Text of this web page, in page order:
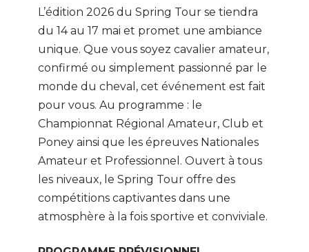
L’édition 2026 du Spring Tour se tiendra
du 14 au 17 mai et promet une ambiance
unique. Que vous soyez cavalier amateur,
confirmé ou simplement passionné par le
monde du cheval, cet événement est fait
pour vous. Au programme : le
Championnat Régional Amateur, Club et
Poney ainsi que les épreuves Nationales
Amateur et Professionnel. Ouvert à tous
les niveaux, le Spring Tour offre des
compétitions captivantes dans une
atmosphère à la fois sportive et conviviale.